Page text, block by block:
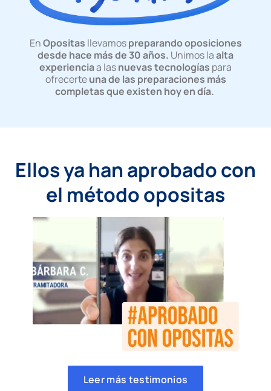
EnOpositas llevamospreparando oposiciones
desde hace más de 30 años. Unimos laalta
experienciaa lasnuevas tecnologías para
ofrecerteuna de las preparaciones más
completas que existen hoy en día.
Ellos ya han aprobado con
el método opositas
Leer más testimonios